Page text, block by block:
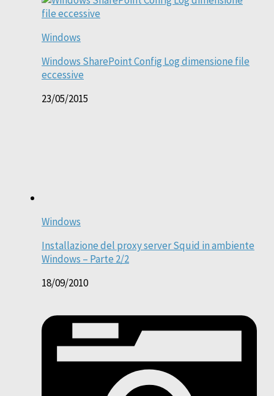
Windows
Windows SharePoint Config Log dimensione file
eccessive
23/05/2015
Windows
Installazione del proxy server Squid in ambiente
Windows – Parte 2/2
18/09/2010